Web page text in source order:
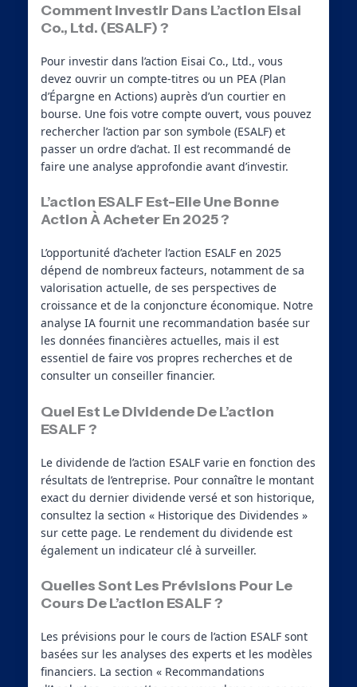
Comment Investir Dans L’action Eisai
Co., Ltd. (ESALF) ?
Pour investir dans l’action Eisai Co., Ltd., vous
devez ouvrir un compte-titres ou un PEA (Plan
d’Épargne en Actions) auprès d’un courtier en
bourse. Une fois votre compte ouvert, vous pouvez
rechercher l’action par son symbole (ESALF) et
passer un ordre d’achat. Il est recommandé de
faire une analyse approfondie avant d’investir.
L’action ESALF Est-Elle Une Bonne
Action À Acheter En 2025 ?
L’opportunité d’acheter l’action ESALF en 2025
dépend de nombreux facteurs, notamment de sa
valorisation actuelle, de ses perspectives de
croissance et de la conjoncture économique. Notre
analyse IA fournit une recommandation basée sur
les données financières actuelles, mais il est
essentiel de faire vos propres recherches et de
consulter un conseiller financier.
Quel Est Le Dividende De L’action
ESALF ?
Le dividende de l’action ESALF varie en fonction des
résultats de l’entreprise. Pour connaître le montant
exact du dernier dividende versé et son historique,
consultez la section « Historique des Dividendes »
sur cette page. Le rendement du dividende est
également un indicateur clé à surveiller.
Quelles Sont Les Prévisions Pour Le
Cours De L’action ESALF ?
Les prévisions pour le cours de l’action ESALF sont
basées sur les analyses des experts et les modèles
financiers. La section « Recommandations